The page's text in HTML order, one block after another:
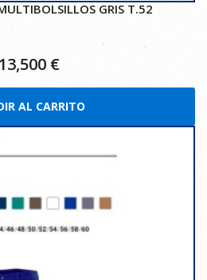
GRIS T.52
13,500 €
AL CARRITO